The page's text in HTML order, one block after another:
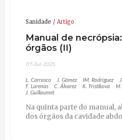
Sanidade Artigo
Manual de
órgãos (II)
07-Jul-2025
L. Carrasco J. Gómez IM. Rodríguez
F. Larenas
C. Álvarez K. Fristikova M.
J. Guillaumet
Na quinta parte do manual,
dos órgãos da cavidade